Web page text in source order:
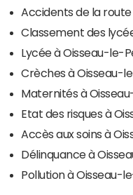
Accidents de la
Classement des
Lycée à Oisseau-le-
Crèches à Oisseau-
Maternités à
Etat des risques à
Accès aux soins à
Délinquance à
Pollution à Oisseau-